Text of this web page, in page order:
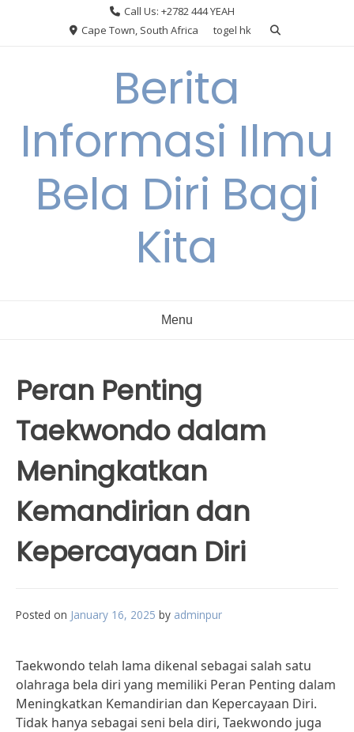
Call Us: +2782 444 YEAH
Cape Town, South Africa
togel hk
Berita
Informasi Ilmu
Bela Diri Bagi
Kita
Menu
Peran Penting
Taekwondo dalam
Meningkatkan
Kemandirian dan
Kepercayaan Diri
Posted on January 16, 2025 by adminpur
Taekwondo telah lama dikenal sebagai salah satu
olahraga bela diri yang memiliki Peran Penting dalam
Meningkatkan Kemandirian dan Kepercayaan Diri.
Tidak hanya sebagai seni bela diri, Taekwondo juga